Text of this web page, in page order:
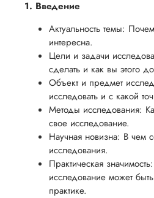
возврат.
1. Введение
Актуальность темы:
интересна.
Цели и задачи
сделать и как вы этого
Объект и предмет
исследовать и с какой
Методы исследования:
свое исследование.
Научная новизна: В чем
исследования.
Практическая
исследование может
практике.